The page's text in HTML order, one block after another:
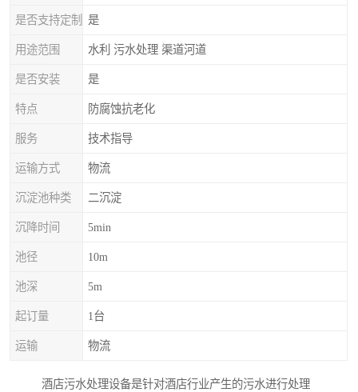
是否支持定制 是
用途范围 水利 污水处理 渠道河道
是否安装 是
特点 防腐蚀抗老化
服务 技术指导
运输方式 物流
沉淀池种类 二沉淀
沉降时间 5min
池径 10m
池深 5m
起订量 1台
运输 物流
酒店污水处理设备是针对酒店行业产生的污水进行处理